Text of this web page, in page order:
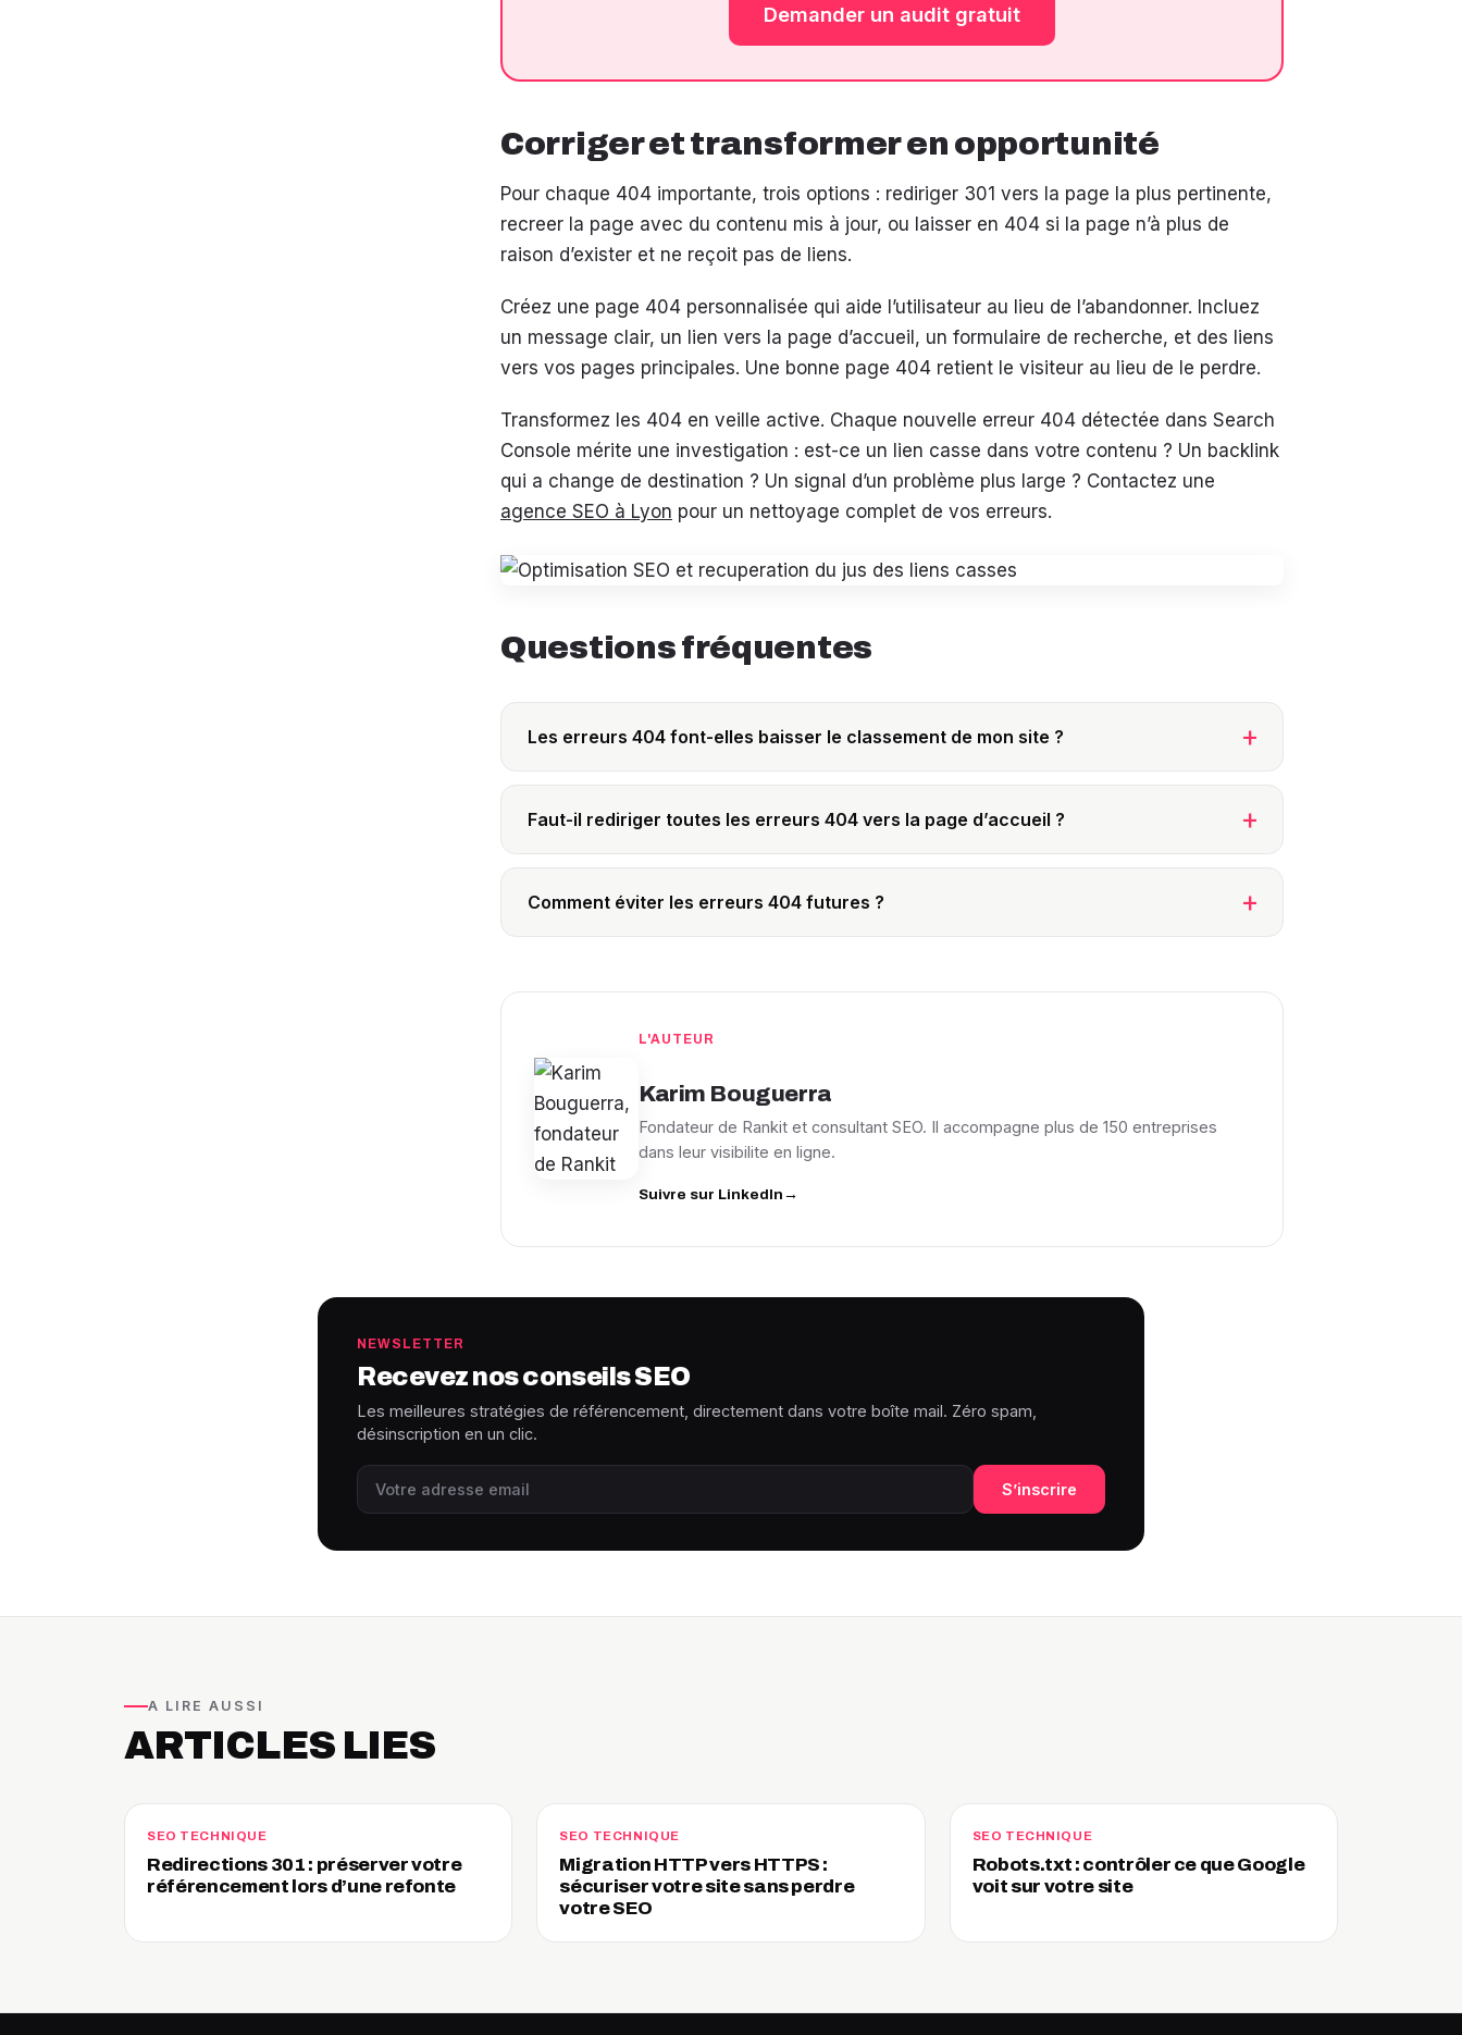
Demander un audit gratuit
Corriger et transformer en opportunité
Pour chaque 404 importante, trois options : rediriger 301 vers la page la plus pertinente,
recreer la page avec du contenu mis à jour, ou laisser en 404 si la page n’à plus de
raison d’exister et ne reçoit pas de liens.
Créez une page 404 personnalisée qui aide l’utilisateur au lieu de l’abandonner. Incluez
un message clair, un lien vers la page d’accueil, un formulaire de recherche, et des liens
vers vos pages principales. Une bonne page 404 retient le visiteur au lieu de le perdre.
Transformez les 404 en veille active. Chaque nouvelle erreur 404 détectée dans Search
Console mérite une investigation : est-ce un lien casse dans votre contenu ? Un backlink
qui a change de destination ? Un signal d’un problème plus large ? Contactez une
agence SEO à Lyon pour un nettoyage complet de vos erreurs.
Questions fréquentes
Les erreurs 404 font-elles baisser le classement de mon site ?
Faut-il rediriger toutes les erreurs 404 vers la page d’accueil ?
Comment éviter les erreurs 404 futures ?
L'AUTEUR
Karim Bouguerra
Fondateur de Rankit et consultant SEO. Il accompagne plus de 150 entreprises
dans leur visibilite en ligne.
Suivre sur LinkedIn →
NEWSLETTER
Recevez nos conseils SEO
Les meilleures stratégies de référencement, directement dans votre boîte mail. Zéro spam,
désinscription en un clic.
S’inscrire
A LIRE AUSSI
ARTICLES LIES
SEO TECHNIQUE
Redirections 301 : préserver votre
référencement lors d’une refonte
SEO TECHNIQUE
Migration HTTP vers HTTPS :
sécuriser votre site sans perdre
votre SEO
SEO TECHNIQUE
Robots.txt : contrôler ce que Google
voit sur votre site